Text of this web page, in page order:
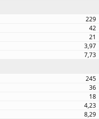
229
42
21
3,97
7,73
245
36
18
4,23
8,29